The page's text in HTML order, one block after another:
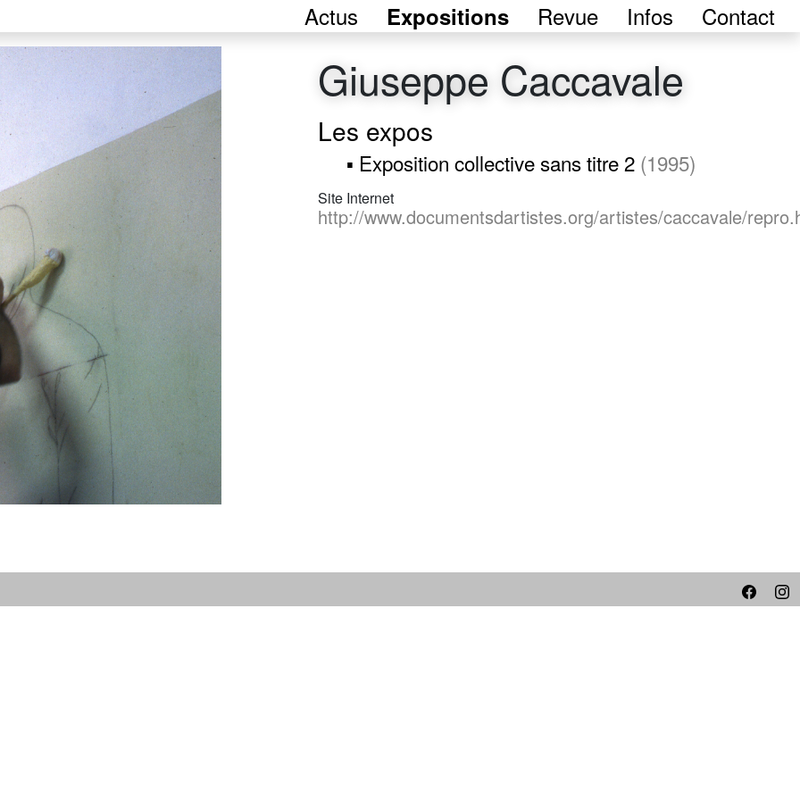
Actus Expositions Revue Infos Contact
Giuseppe Caccavale
Les expos
▪ Exposition collective sans titre 2 (1995)
Site Internet
http://www.documentsdartistes.org/artistes/caccavale/